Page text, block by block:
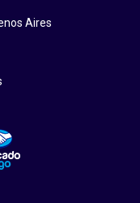
Aires